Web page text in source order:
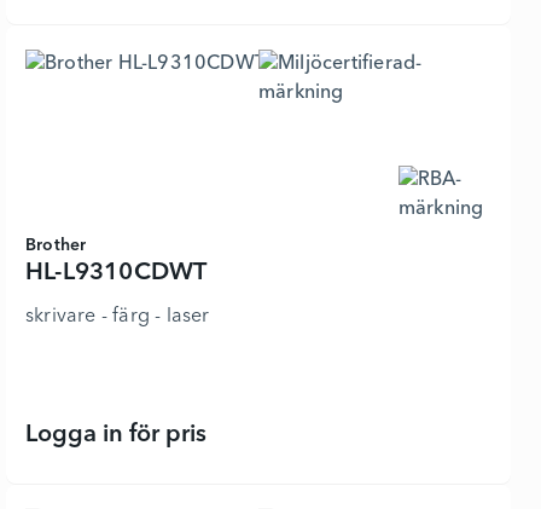
Brother
HL-L9310CDWT
skrivare - färg - laser
Logga in för prisHL-L9310CDWT - 3601608 - Lägg i